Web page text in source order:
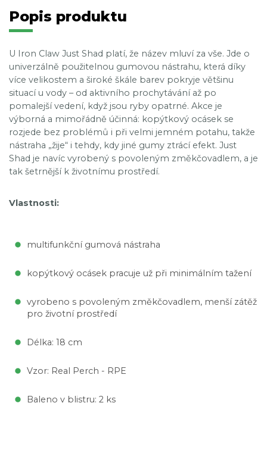
Popis produktu
U Iron Claw Just Shad platí, že název mluví za vše. Jde o
univerzálně použitelnou gumovou nástrahu, která díky
více velikostem a široké škále barev pokryje většinu
situací u vody – od aktivního prochytávání až po
pomalejší vedení, když jsou ryby opatrné. Akce je
výborná a mimořádně účinná: kopýtkový ocásek se
rozjede bez problémů i při velmi jemném potahu, takže
nástraha „žije“ i tehdy, kdy jiné gumy ztrácí efekt. Just
Shad je navíc vyrobený s povoleným změkčovadlem, a je
tak šetrnější k životnímu prostředí.
Vlastnosti:
multifunkční gumová nástraha
kopýtkový ocásek pracuje už při minimálním tažení
vyrobeno s povoleným změkčovadlem, menší zátěž
pro životní prostředí
Délka: 18 cm
Vzor: Real Perch - RPE
Baleno v blistru: 2 ks